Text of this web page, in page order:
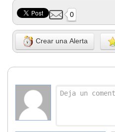
0
Crear una Alerta